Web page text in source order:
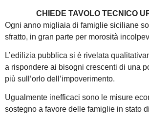
CHIEDE TAVOLO TECNICO
Ogni anno migliaia di famiglie siciliane
sfratto, in gran parte per morosità
L’edilizia pubblica si è rivelata
a rispondere ai bisogni crescenti di una
più sull’orlo dell’impoverimento.
Ugualmente inefficaci sono le misure
sostegno a favore delle famiglie in stato